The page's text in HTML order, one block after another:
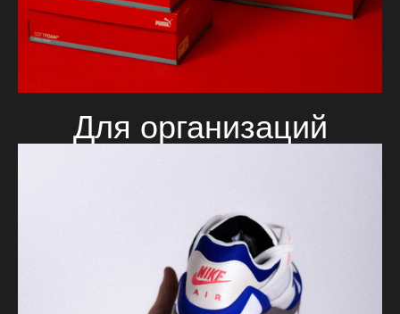
Для организаций